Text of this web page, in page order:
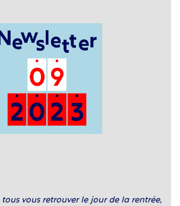
vous retrouver le jour de la rentrée,